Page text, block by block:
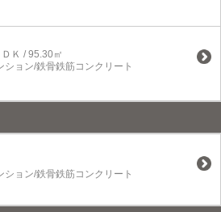
Ｋ / 95.30㎡
ション/鉄骨鉄筋コンクリート
ション/鉄骨鉄筋コンクリート